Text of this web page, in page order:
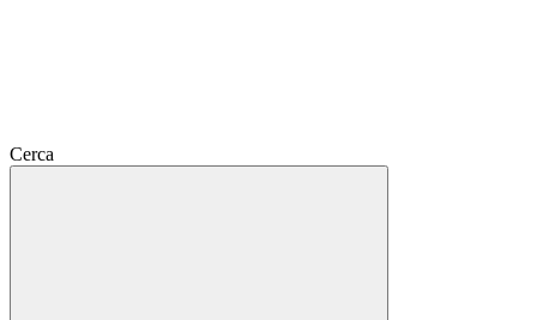
Cerca